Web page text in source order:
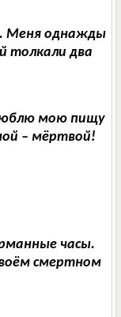
Меня однажды
толкали два
мою пищу
– мёртвой!
часы.
смертном